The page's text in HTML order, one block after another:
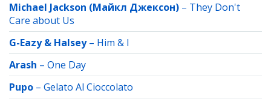
Michael Jackson (Майкл Джексон) – They Don't
Care about Us
G-Eazy & Halsey– Him & I
Arash – One Day
Pupo – Gelato Al Cioccolato